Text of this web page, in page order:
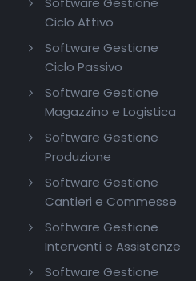
Ciclo Attivo
Software Gestione
Ciclo Passivo
Software Gestione
Magazzino e Logistica
Software Gestione
Produzione
Software Gestione
Cantieri e Commesse
Software Gestione
Interventi e Assistenze
Software Gestione